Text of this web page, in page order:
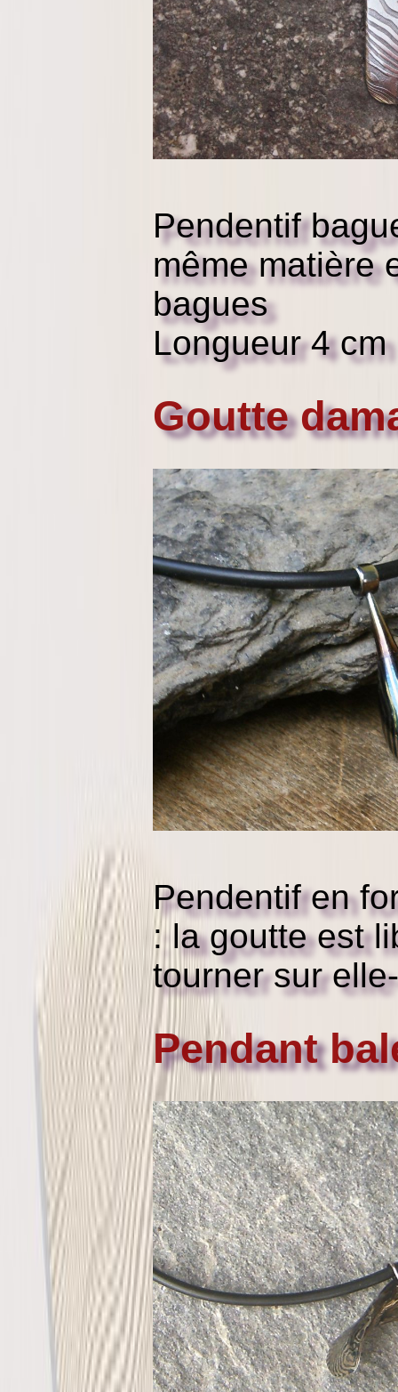
Pendentif
même matière
bagues
Longueur 4 cm
Goutte
Pendentif en
: la goutte est
tourner sur
Pendant